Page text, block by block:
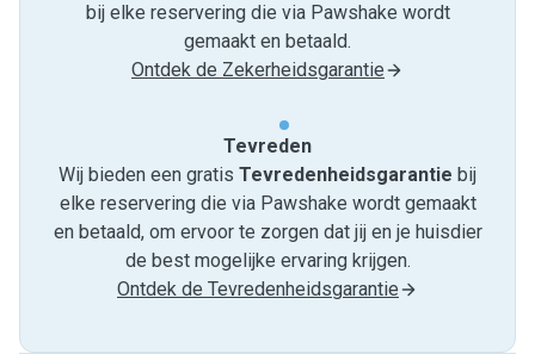
bij elke reservering die via Pawshake wordt
gemaakt en betaald.
Ontdek de Zekerheidsgarantie
Tevreden
Wij bieden een gratis Tevredenheids­garantie bij
elke reservering die via Pawshake wordt gemaakt
en betaald, om ervoor te zorgen dat jij en je huisdier
de best mogelijke ervaring krijgen.
Ontdek de Tevredenheidsgarantie